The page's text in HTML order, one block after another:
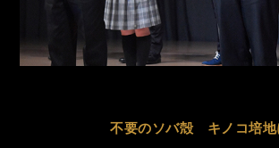
不要のソバ殻 キノコ培地